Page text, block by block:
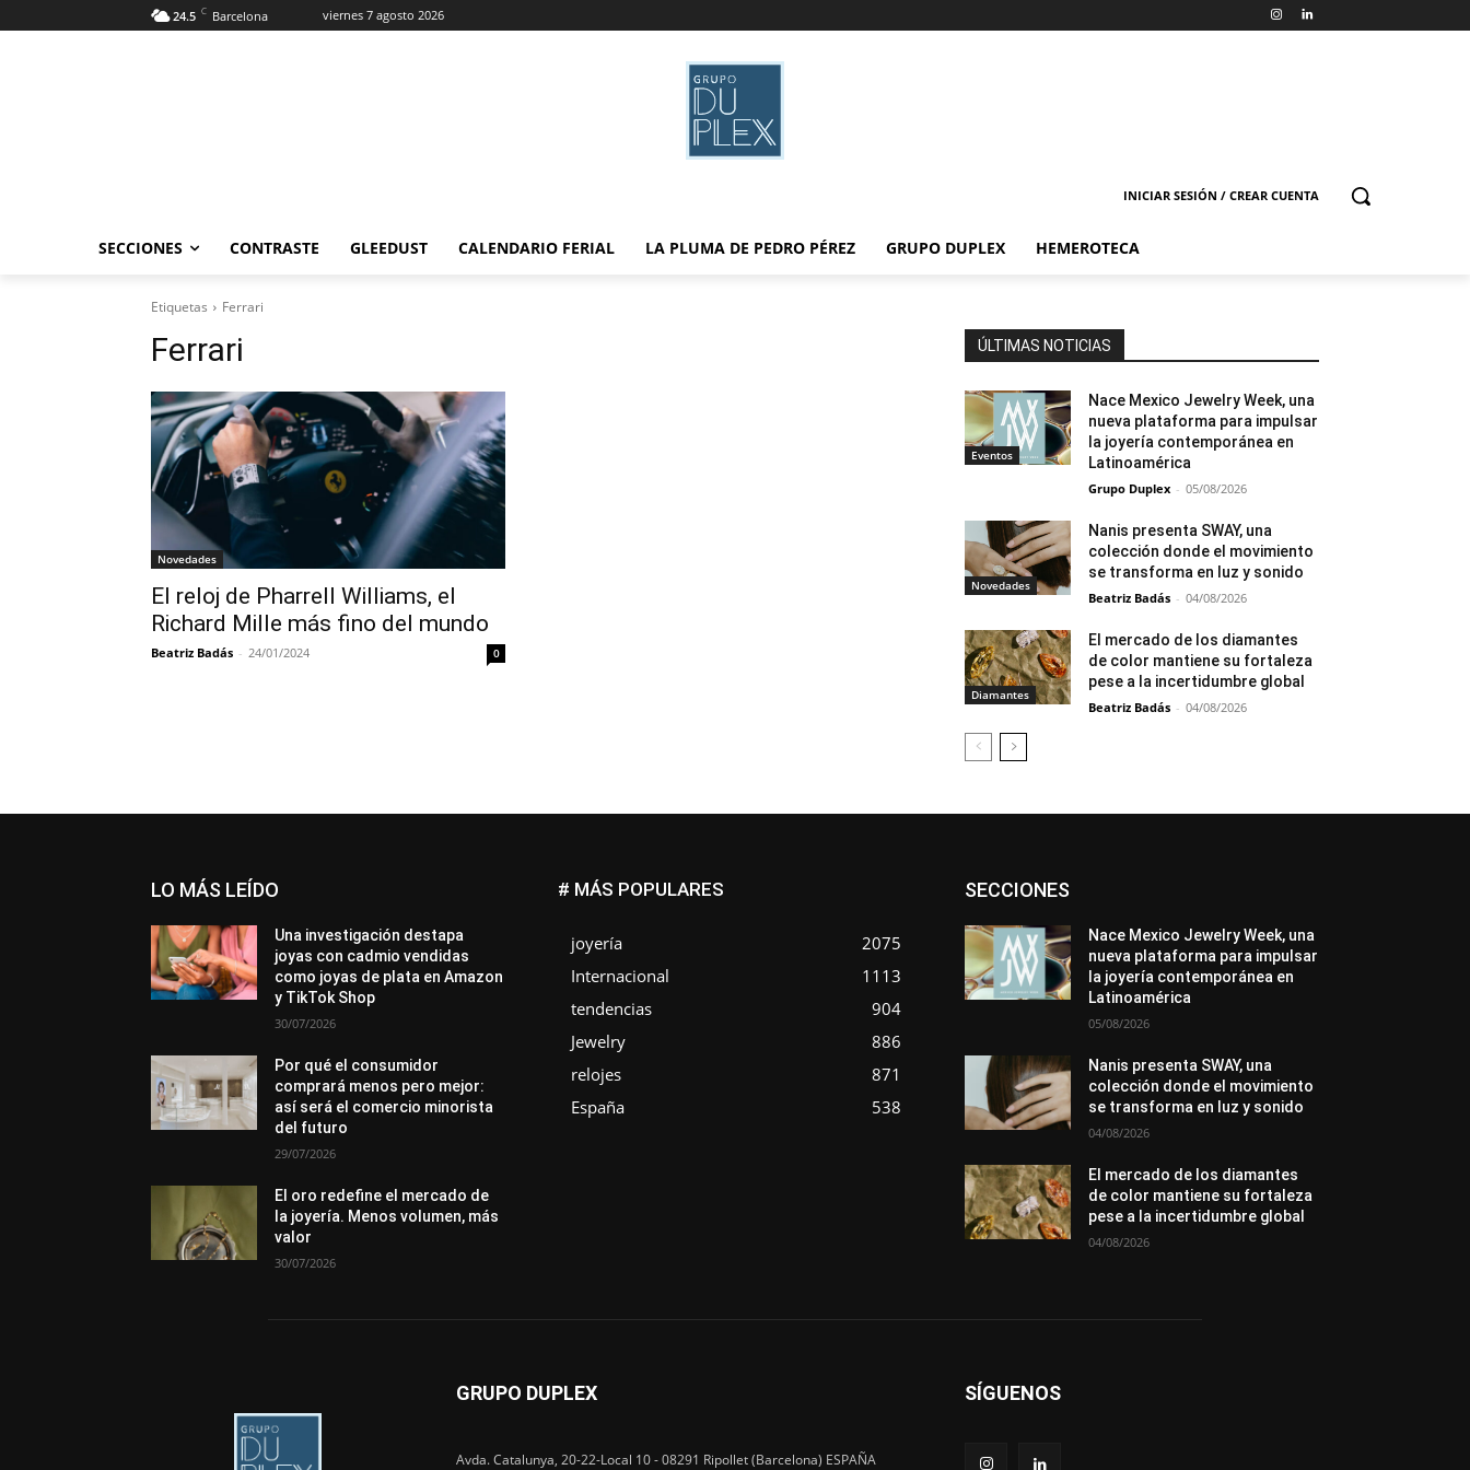
24.5 C Barcelona viernes 7 agosto 2026
INICIAR SESIÓN / CREAR CUENTA
SECCIONES CONTRASTE GLEEDUST CALENDARIO FERIAL LA PLUMA DE PEDRO PÉREZ GRUPO DUPLEX HEMEROTECA
Etiquetas Ferrari
Ferrari
Novedades
El reloj de Pharrell Williams, el
Richard Mille más fino del mundo
Beatriz Badás - 24/01/2024 0
ÚLTIMAS NOTICIAS
Eventos
Nace Mexico Jewelry Week, una
nueva plataforma para impulsar
la joyería contemporánea en
Latinoamérica
Grupo Duplex - 05/08/2026
Novedades
Nanis presenta SWAY, una
colección donde el movimiento
se transforma en luz y sonido
Beatriz Badás - 04/08/2026
Diamantes
El mercado de los diamantes
de color mantiene su fortaleza
pese a la incertidumbre global
Beatriz Badás - 04/08/2026
LO MÁS LEÍDO
Una investigación destapa
joyas con cadmio vendidas
como joyas de plata en Amazon
y TikTok Shop
30/07/2026
Por qué el consumidor
comprará menos pero mejor:
así será el comercio minorista
del futuro
29/07/2026
El oro redefine el mercado de
la joyería. Menos volumen, más
valor
30/07/2026
# MÁS POPULARES
joyería
2075
Internacional
1113
tendencias
904
Jewelry
886
relojes
871
España
538
SECCIONESAsociaciones
En tendencia
In memoriam
La Pluma de Pedro Pérez
México
Mundo Técnico
Novedades
Opiniones
Perspectiva
Premios
Secciones
Sin categoría
Nace Mexico Jewelry Week, una
nueva plataforma para impulsar
la joyería contemporánea en
Latinoamérica
05/08/2026
Nanis presenta SWAY, una
colección donde el movimiento
se transforma en luz y sonido
04/08/2026
El mercado de los diamantes
de color mantiene su fortaleza
pese a la incertidumbre global
04/08/2026
GRUPO DUPLEX
Avda. Catalunya, 20-22-Local 10 - 08291 Ripollet (Barcelona) ESPAÑA
SÍGUENOS